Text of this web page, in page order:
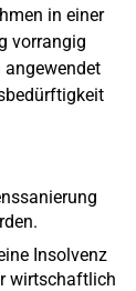
in einer
vorrangig
angewendet
Insolvenz
wirtschaftlich